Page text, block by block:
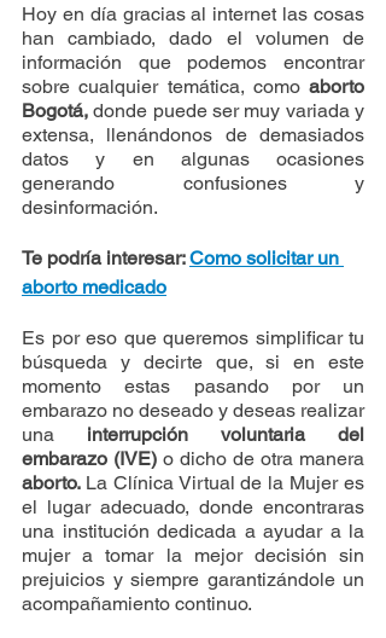
Hoy en día gracias al internet las cosas
han cambiado, dado el volumen de
información que podemos encontrar
sobre cualquier temática, como aborto
Bogotá, donde puede ser muy variada y
extensa, llenándonos de demasiados
datos y en algunas ocasiones
generando confusiones y
desinformación.
Te podría interesar: Como solicitar un
aborto medicado
Es por eso que queremos simplificar tu
búsqueda y decirte que, si en este
momento estas pasando por un
embarazo no deseado y deseas realizar
una interrupción voluntaria del
embarazo (IVE)
aborto. La Clínica Virtual de la Mujer es
el lugar adecuado, donde encontraras
una institución dedicada a ayudar a la
mujer a tomar la mejor decisión sin
prejuicios y siempre garantizándole un
acompañamiento continuo.